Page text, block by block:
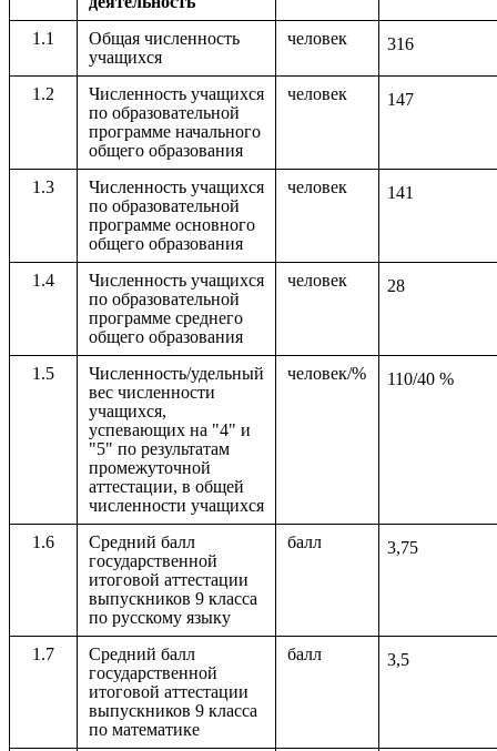
1.1
Общая численность
учащихся
человек 316
1.2
Численность учащихся
по образовательной
программе начального
общего образования
человек 147
1.3
Численность учащихся
по образовательной
программе основного
общего образования
человек 141
1.4
Численность учащихся
по образовательной
программе среднего
общего образования
человек 28
1.5
Численность/удельный
вес численности
учащихся,
успевающих на "4" и
"5" по результатам
промежуточной
аттестации, в общей
численности учащихся
человек/% 110/40 %
1.6
Средний балл
государственной
итоговой аттестации
выпускников 9 класса
по русскому языку
балл 3,75
1.7
Средний балл
государственной
итоговой аттестации
выпускников 9 класса
по математике
балл 3,5